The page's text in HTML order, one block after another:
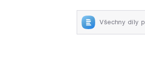
Všechny díly